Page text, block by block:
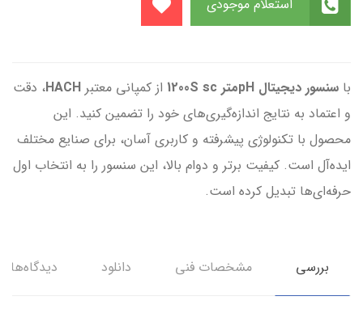
با سنسور دیجیتال pHمتر 1200S sc از کمپانی معتبر HACH، دقت
و اعتماد به نتایج اندازه‌گیری‌های خود را تضمین کنید. این
محصول با تکنولوژی پیشرفته و کاربری آسان، برای صنایع مختلف
ایده‌آل است. کیفیت برتر و دوام بالا، این سنسور را به انتخاب اول
حرفه‌ای‌ها تبدیل کرده است.
بررسی مشخصات فنی دانلود دیدگاه‌ها